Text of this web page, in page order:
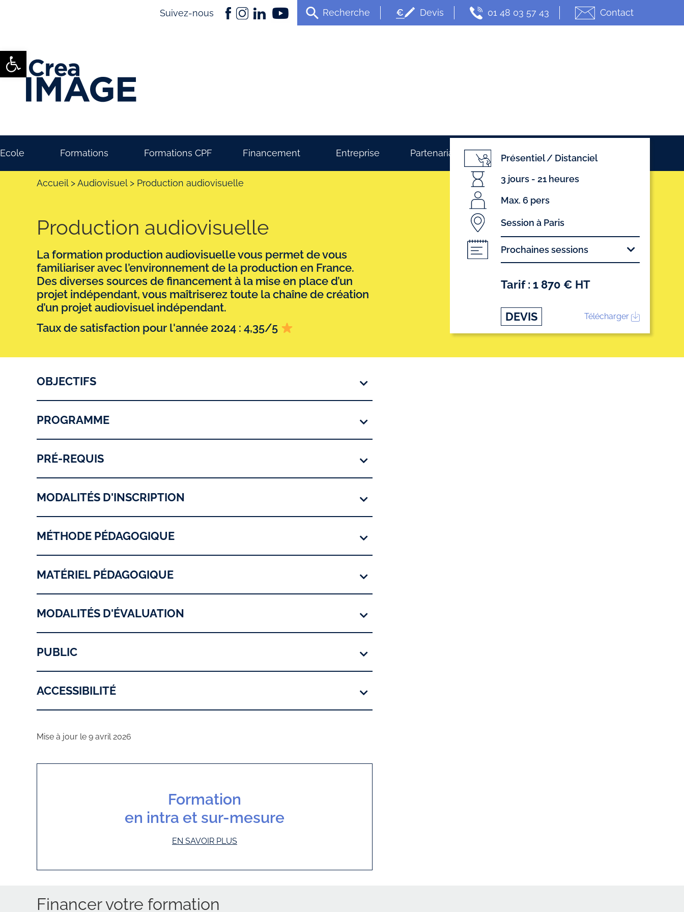
Ouvrir la barre d’outils
Suivez-nous Contact
01 48 03 57 43
Devis
Recherche
Ecole Formations Formations CPF Financement Entreprise Partenariat Actualités
Accueil>Audiovisuel> Production audiovisuelle
Production audiovisuelle
La formation production audiovisuelle vous permet de vous
familiariser avec l’environnement de la production en France.
Des diverses sources de financement à la mise en place d’un
projet indépendant, vous maîtriserez toute la chaîne de création
d’un projet audiovisuel indépendant.
Taux de satisfaction pour l'année 2024 : 4,35/5
OBJECTIFS
PROGRAMME
PRÉ-REQUIS
MODALITÉS D'INSCRIPTION
MÉTHODE PÉDAGOGIQUE
MATÉRIEL PÉDAGOGIQUE
MODALITÉS D'ÉVALUATION
PUBLIC
ACCESSIBILITÉ
Mise à jour le 9 avril 2026
Formation
en intra et sur-mesure
EN SAVOIR PLUS
Financer votre formation
Présentiel / Distanciel
3 jours - 21 heures
Max. 6 pers
Session à Paris
Prochaines sessions
Tarif : 1 870 € HT
DEVIS Télécharger